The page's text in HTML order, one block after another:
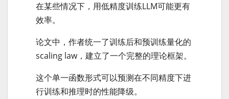
在某些情况下，用低精度训练LLM可能更有
效率。
论文中，作者统一了训练后和预训练量化的
scaling law，建立了一个完整的理论框架。
这个单一函数形式可以预测在不同精度下进
行训练和推理时的性能降级。